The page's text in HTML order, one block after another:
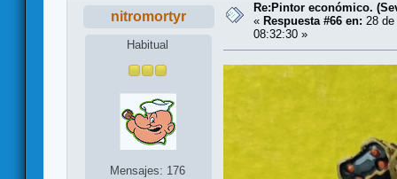
nitromortyr
Habitual
Mensajes: 176
Re:Pintor económico.
« Respuesta #66 en: 28
08:32:30 »